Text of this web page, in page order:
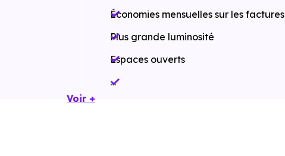
Économies mensuelles sur les factures
Plus grande luminosité
Espaces ouverts
…
Voir +